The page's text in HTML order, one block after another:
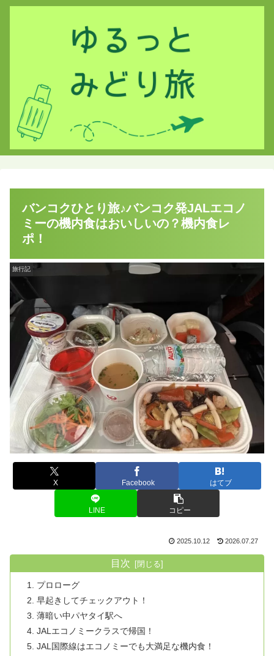
バンコクひとり旅♪バンコク発JALエコノ
ミーの機内食はおいしいの？機内食レ
ポ！
旅行記
X Facebook はてブ
LINE コピー
2025.10.12 2026.07.27
目次
プロローグ
早起きしてチェックアウト！
薄暗い中パヤタイ駅へ
JALエコノミークラスで帰国！
JAL国際線はエコノミーでも大満足な機内食！